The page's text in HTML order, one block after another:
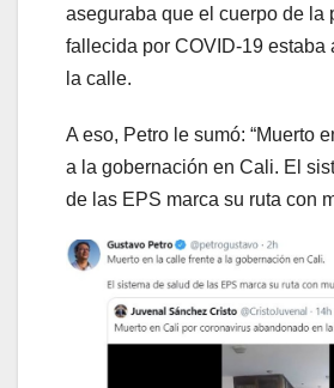
aseguraba que el cuerpo de la
fallecida por COVID-19 estaba
la calle.
A eso, Petro le sumó: “Muerto
a la gobernación en Cali. El
de las EPS marca su ruta con